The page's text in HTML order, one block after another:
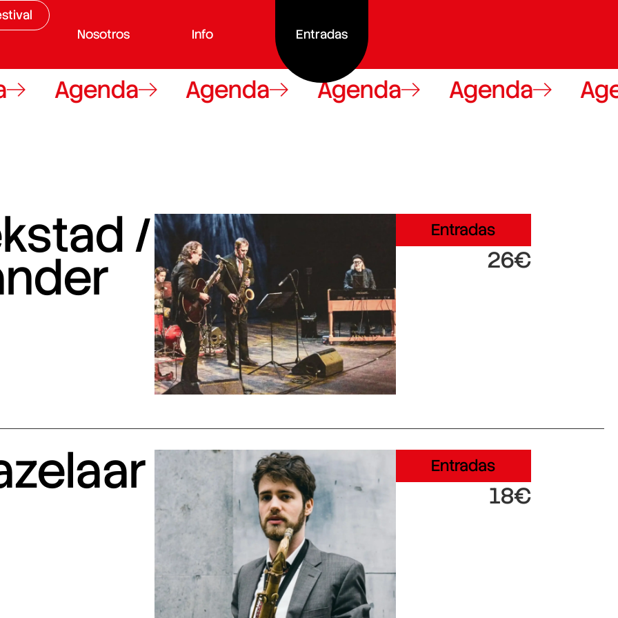
Nosotros
Info Entradas
Agenda Agenda Agenda Agenda
/ Entradas
26€
Entradas
18€